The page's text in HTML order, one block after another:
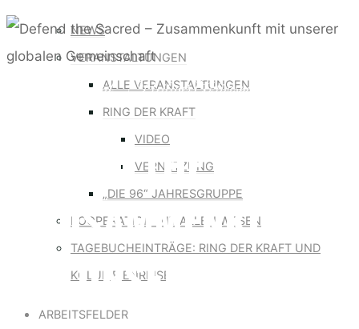
NEWS
VERANSTALTUNGEN
ALLE VERANSTALTUNGEN
RING DER KRAFT
VIDEO
VERNETZUNG
„DIE 96“ JAHRESGRUPPE
KOOPERATION MIT ALLEN WESEN
TAGEBUCHEINTRÄGE: RING DER KRAFT UND
KOLUMBIENREISE
ARBEITSFELDER
Defend the sacred – Heiliger Aktivismus
DEFEND THE SACRED
– ZUSAMMENKUNFT
MIT UNSERER